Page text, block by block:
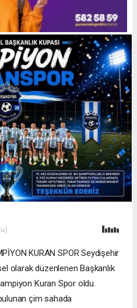
KURAN SPOR Seydişehir
olarak düzenlenen Başkanlık
Kuran Spor oldu.
çim sahada